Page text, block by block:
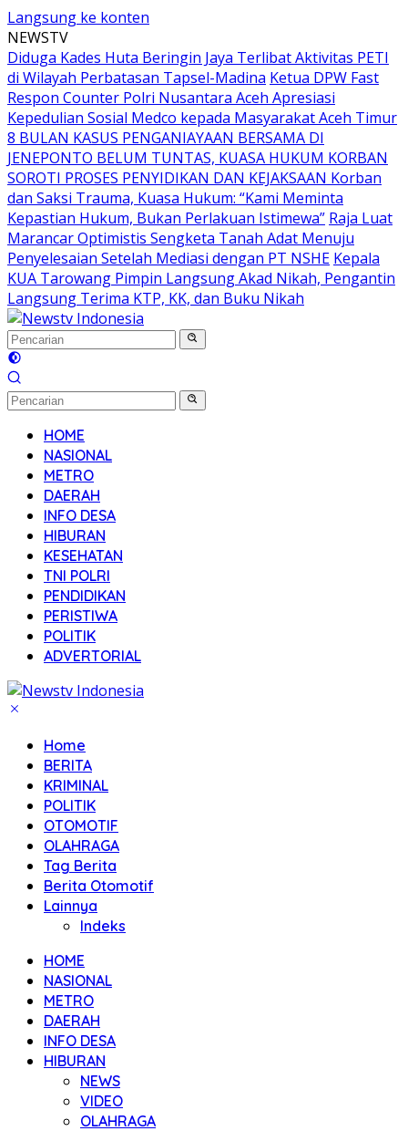
Langsung ke konten
NEWSTV
Diduga Kades Huta Beringin Jaya Terlibat Aktivitas PETI
di Wilayah Perbatasan Tapsel-Madina Ketua DPW Fast
Respon Counter Polri Nusantara Aceh Apresiasi
Kepedulian Sosial Medco kepada Masyarakat Aceh Timur
8 BULAN KASUS PENGANIAYAAN BERSAMA DI
JENEPONTO BELUM TUNTAS, KUASA HUKUM KORBAN
SOROTI PROSES PENYIDIKAN DAN KEJAKSAAN Korban
dan Saksi Trauma, Kuasa Hukum: “Kami Meminta
Kepastian Hukum, Bukan Perlakuan Istimewa” Raja Luat
Marancar Optimistis Sengketa Tanah Adat Menuju
Penyelesaian Setelah Mediasi dengan PT NSHE Kepala
KUA Tarowang Pimpin Langsung Akad Nikah, Pengantin
Langsung Terima KTP, KK, dan Buku Nikah
HOME
NASIONAL
METRO
DAERAH
INFO DESA
HIBURAN
KESEHATAN
TNI POLRI
PENDIDIKAN
PERISTIWA
POLITIK
ADVERTORIAL
Home
BERITA
KRIMINAL
POLITIK
OTOMOTIF
OLAHRAGA
Tag Berita
Berita Otomotif
Lainnya
Indeks
HOME
NASIONAL
METRO
DAERAH
INFO DESA
HIBURAN
NEWS
VIDEO
OLAHRAGA